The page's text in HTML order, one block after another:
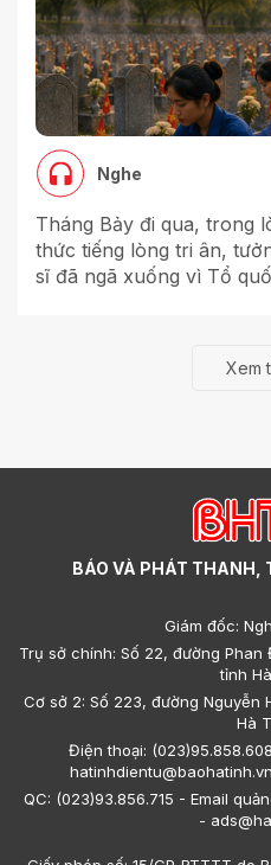
Nghe
Tháng Bảy đi qua, trong
thức tiếng lòng tri ân,
sĩ đã ngã xuống vì Tổ
Xem
BÁO VÀ PHÁT THANH,
Giám đốc:
Trụ sở chính: Số 22, đường
tỉnh
Cơ sở 2: Số 223, đường Nguyễn
Hà
Điện thoại:
QC: (023)93.856.715 - Email
-